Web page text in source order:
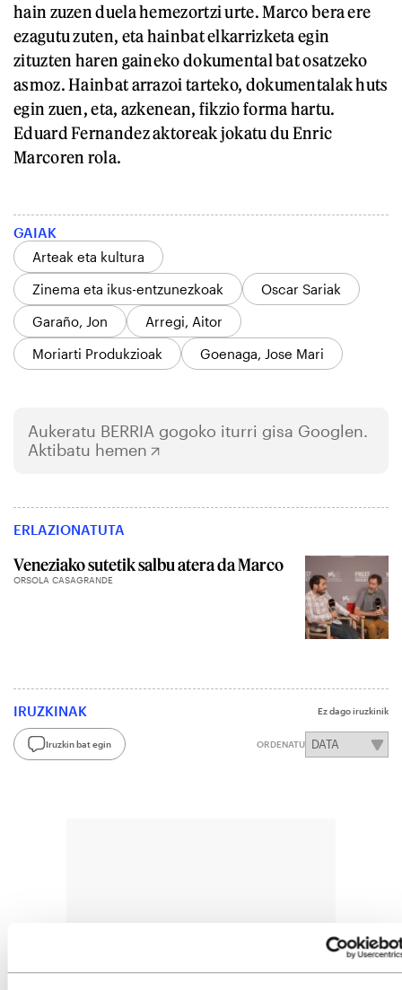
hain zuzen duela hemezortzi urte. Marco bera ere
ezagutu zuten, eta hainbat elkarrizketa egin
zituzten haren gaineko dokumental bat osatzeko
asmoz. Hainbat arrazoi tarteko, dokumentalak huts
egin zuen, eta, azkenean, fikzio forma hartu.
Eduard Fernandez aktoreak jokatu du Enric
Marcoren rola.
GAIAK
Arteak eta kultura
Zinema eta ikus-entzunezkoak
Oscar Sariak
Garaño, Jon
Arregi, Aitor
Moriarti Produkzioak
Goenaga, Jose Mari
Aukeratu BERRIA gogoko iturri gisa Googlen.
Aktibatu hemen
ERLAZIONATUTA
Veneziako sutetik salbu atera da Marco
ORSOLA CASAGRANDE
IRUZKINAK Ez dago iruzkinik
Iruzkin bat egin ORDENATU